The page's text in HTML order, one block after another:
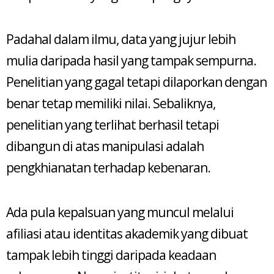
Padahal dalam ilmu, data yang jujur lebih
mulia daripada hasil yang tampak sempurna.
Penelitian yang gagal tetapi dilaporkan dengan
benar tetap memiliki nilai. Sebaliknya,
penelitian yang terlihat berhasil tetapi
dibangun di atas manipulasi adalah
pengkhianatan terhadap kebenaran.
Ada pula kepalsuan yang muncul melalui
afiliasi atau identitas akademik yang dibuat
tampak lebih tinggi daripada keadaan